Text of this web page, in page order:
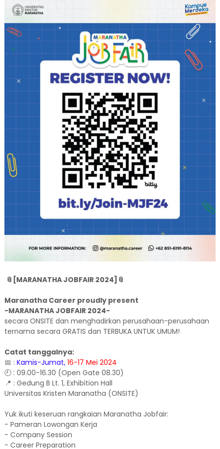
📎[MARANATHA JOBFAIR 2024]📎
Maranatha Career proudly present
-MARANATHA JOBFAIR 2024-
secara ONSITE dan menghadirkan perusahaan-perusahaan
ternama secara GRATIS dan TERBUKA UNTUK UMUM!
Catat tanggalnya:
📅 : Kamis-Jumat, 16-17 Mei 2024
🕘 : 09.00-16.30 (Open Gate 08.30)
📍 : Gedung B Lt. 1, Exhibition Hall
Universitas Kristen Maranatha (ONSITE)
Yuk ikuti keseruan rangkaian Maranatha Jobfair:
- Pameran Lowongan Kerja
- Company Session
- Career Preparation